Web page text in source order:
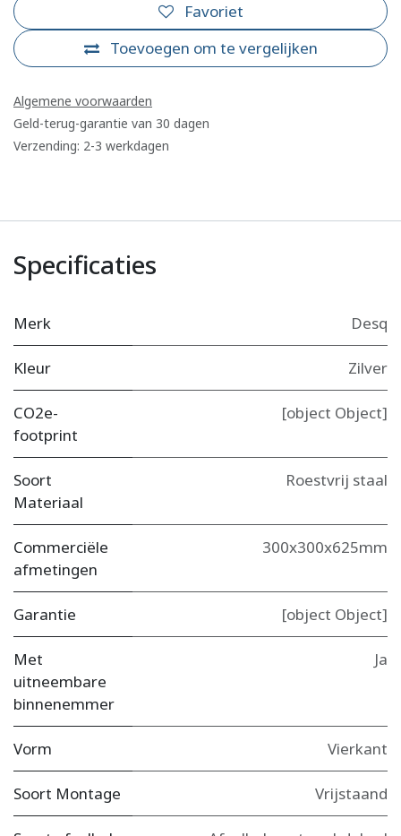
Toevoegen om te vergelijken
Favoriet
Algemene voorwaarden
Geld-terug-garantie van 30 dagen
Verzending: 2-3 werkdagen
Specificaties
Merk Desq
Kleur Zilver
CO2e-
footprint
[object Object]
Soort
Materiaal
Roestvrij staal
Commerciële
afmetingen
300x300x625mm
Garantie [object Object]
Met
uitneembare
binnenemmer
Ja
Vorm Vierkant
Soort Montage Vrijstaand